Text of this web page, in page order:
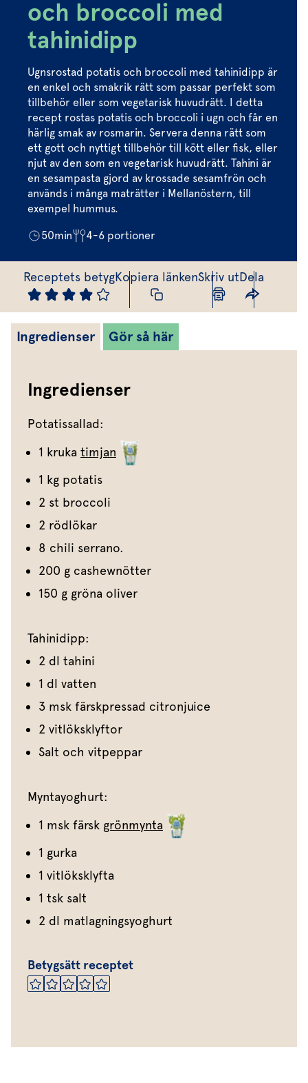
Dressing
Vinägrett
Marinad
Allt om sallat
Vårt sortiment
Våra färska örter
Vår sallat & gröna blad
Våra mikroörter & skott
Dressingen gör salladen
och broccoli med
tahinidipp
Ugnsrostad potatis och broccoli med tahinidipp är
en enkel och smakrik rätt som passar perfekt som
tillbehör eller som vegetarisk huvudrätt. I detta
recept rostas potatis och broccoli i ugn och får en
härlig smak av rosmarin. Servera denna rätt som
ett gott och nyttigt tillbehör till kött eller fisk, eller
njut av den som en vegetarisk huvudrätt. Tahini är
en sesampasta gjord av krossade sesamfrön och
används i många maträtter i Mellanöstern, till
exempel hummus.
50min 4-6 portioner
Receptets betygKopiera länkenSkriv utDela
Ingredienser Gör så här
Ingredienser
Potatissallad:
1 kruka timjan
1 kg potatis
2 st broccoli
2 rödlökar
8 chili serrano.
200 g cashewnötter
150 g gröna oliver
Tahinidipp:
2 dl tahini
1 dl vatten
3 msk färskpressad citronjuice
2 vitlöksklyftor
Salt och vitpeppar
Myntayoghurt:
1 msk färsk grönmynta
1 gurka
1 vitlöksklyfta
1 tsk salt
2 dl matlagningsyoghurt
Betygsätt receptet